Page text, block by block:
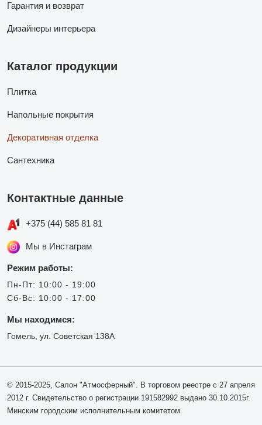
Гарантия и возврат
Дизайнеры интерьера
Каталог продукции
Плитка
Напольные покрытия
Декоративная отделка
Сантехника
Контактные данные
+375 (44) 585 81 81
Мы в Инстаграм
Режим работы:
Пн-Пт: 10:00 - 19:00
Сб-Вс: 10:00 - 17:00
Мы находимся:
Гомель, ул. Советская 138А
© 2015-2025, Салон "Атмосферный". В торговом реестре с 27 апреля
2012 г. Свидетельство о регистрации 191582992 выдано 30.10.2015г.
Минским городским исполнительным комитетом.